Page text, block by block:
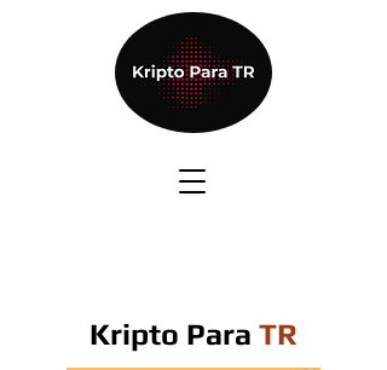
Kripto Para TR